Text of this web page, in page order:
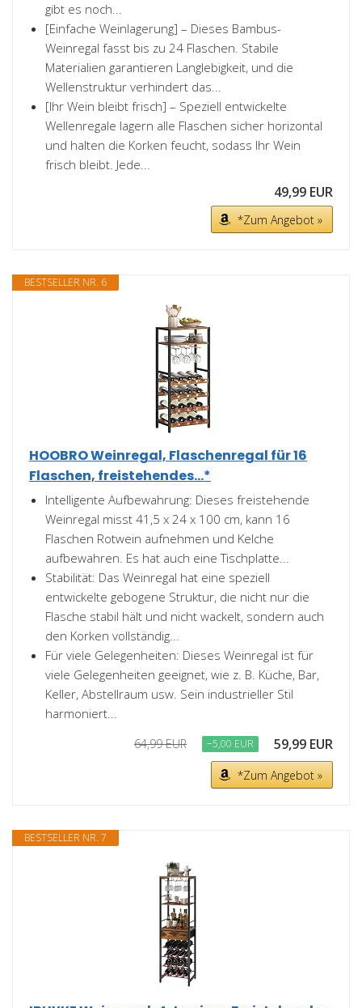
gibt es noch...
[Einfache Weinlagerung​] – Dieses Bambus-
Weinregal fasst bis zu 24 Flaschen. Stabile
Materialien garantieren Langlebigkeit, und die
Wellenstruktur verhindert das...
[Ihr Wein bleibt frisch]​ – Speziell entwickelte
Wellenregale lagern alle Flaschen sicher horizontal
und halten die Korken feucht, sodass Ihr Wein
frisch bleibt. Jede...
49,99 EUR
*Zum Angebot »
BESTSELLER NR. 6
HOOBRO Weinregal, Flaschenregal für 16
Flaschen, freistehendes...*
Intelligente Aufbewahrung: Dieses freistehende
Weinregal misst 41,5 x 24 x 100 cm, kann 16
Flaschen Rotwein aufnehmen und Kelche
aufbewahren. Es hat auch eine Tischplatte...
Stabilität: Das Weinregal hat eine speziell
entwickelte gebogene Struktur, die nicht nur die
Flasche stabil hält und nicht wackelt, sondern auch
den Korken vollständig...
Für viele Gelegenheiten: Dieses Weinregal ist für
viele Gelegenheiten geeignet, wie z. B. Küche, Bar,
Keller, Abstellraum usw. Sein industrieller Stil
harmoniert...
64,99 EUR −5,00 EUR 59,99 EUR
*Zum Angebot »
BESTSELLER NR. 7